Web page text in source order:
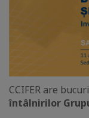
CCIFER are
întâlnirilor